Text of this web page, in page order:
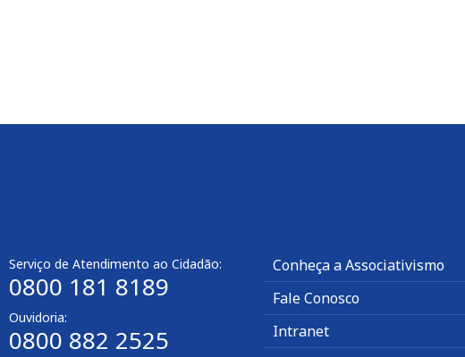
Serviço de Atendimento ao Cidadão:
0800 181 8189
Ouvidoria:
0800 882 2525
Conheça a Associativismo
Fale Conosco
Intranet